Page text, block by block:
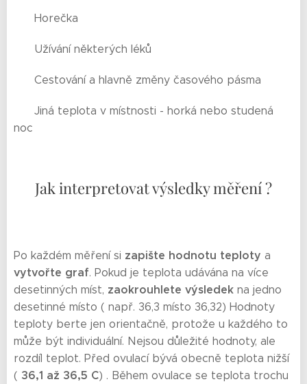
💠 Horečka
💠 Užívání některých léků
💠 Cestování a hlavně změny časového pásma
💠 Jiná teplota v místnosti - horká nebo studená
noc
Jak interpretovat výsledky měření ?
Po každém měření si zapište hodnotu teploty a
vytvořte graf. Pokud je teplota udávána na více
desetinných míst, zaokrouhlete výsledek na jedno
desetinné místo ( např. 36,3 místo 36,32) Hodnoty
teploty berte jen orientačně, protože u každého to
může být individuální. Nejsou důležité hodnoty, ale
rozdíl teplot. Před ovulací bývá obecně teplota nižší
( 36,1 až 36,5 C) . Během ovulace se teplota trochu